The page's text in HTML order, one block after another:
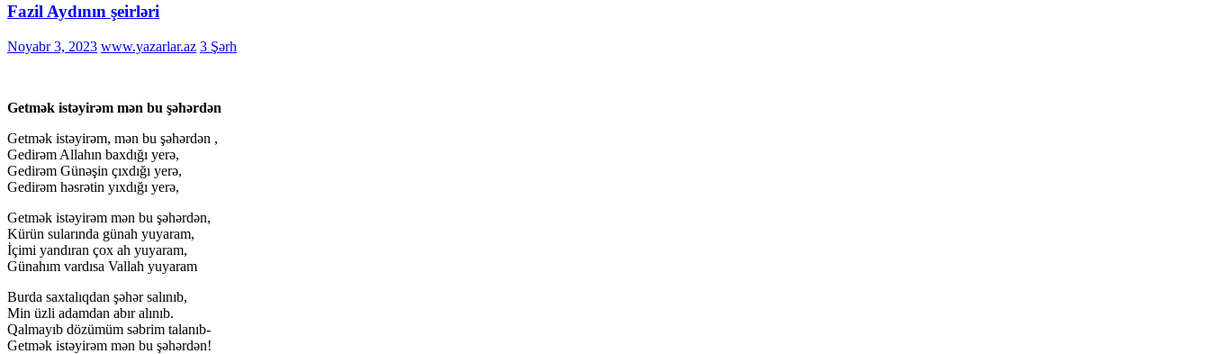
Fazil Aydının şeirləri
Noyabr 3, 2023 www.yazarlar.az 3 Şərh
Getmək istəyirəm mən bu şəhərdən
Getmək istəyirəm, mən bu şəhərdən ,
Gedirəm Allahın baxdığı yerə,
Gedirəm Günəşin çıxdığı yerə,
Gedirəm həsrətin yıxdığı yerə,
Getmək istəyirəm mən bu şəhərdən,
Kürün sularında günah yuyaram,
İçimi yandıran çox ah yuyaram,
Günahım vardısa Vallah yuyaram
Burda saxtalıqdan şəhər salınıb,
Min üzli adamdan abır alınıb.
Qalmayıb dözümüm səbrim talanıb-
Getmək istəyirəm mən bu şəhərdən!